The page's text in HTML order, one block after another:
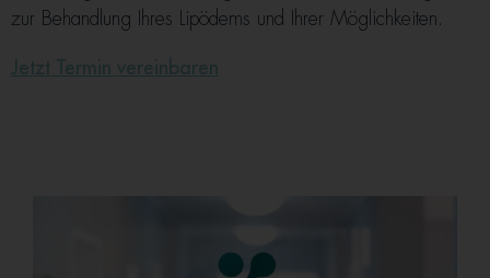
zur Behandlung Ihres Lipödems und Ihrer Möglichkeiten.
Jetzt Termin vereinbaren